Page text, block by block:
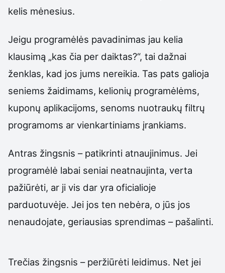
kelis mėnesius.
Jeigu programėlės pavadinimas jau kelia
klausimą „kas čia per daiktas?“, tai dažnai
ženklas, kad jos jums nereikia. Tas pats galioja
seniems žaidimams, kelionių programėlėms,
kuponų aplikacijoms, senoms nuotraukų filtrų
programoms ar vienkartiniams įrankiams.
Antras žingsnis – patikrinti atnaujinimus. Jei
programėlė labai seniai neatnaujinta, verta
pažiūrėti, ar ji vis dar yra oficialioje
parduotuvėje. Jei jos ten nebėra, o jūs jos
nenaudojate, geriausias sprendimas – pašalinti.
Trečias žingsnis – peržiūrėti leidimus. Net jei